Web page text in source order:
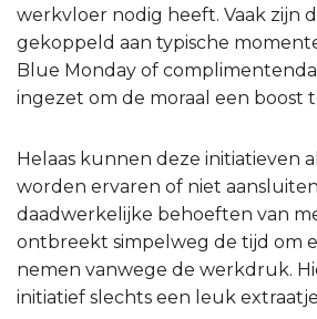
werkvloer nodig heeft. Vaak zijn
gekoppeld aan typische
Blue Monday of
ingezet om de moraal een boost
Helaas kunnen deze initiatieven
worden ervaren of niet
daadwerkelijke behoeften van
ontbreekt simpelweg de tijd om
nemen vanwege de werkdruk.
initiatief slechts een leuk